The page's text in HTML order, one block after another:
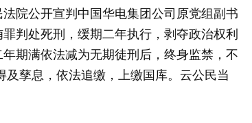
公开宣判中国华电集团公司原党组副书
判处死刑，缓期二年执行，剥夺政治权利
期满依法减为无期徒刑后，终身监禁，不
孳息，依法追缴，上缴国库。云公民当